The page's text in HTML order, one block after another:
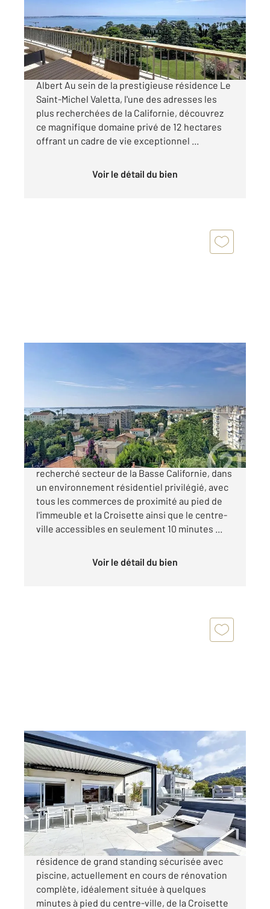
Appartement F3 à vendre
1 440 000 €
Exclusivité Cannes Californie Avenue du Roi
Albert Au sein de la prestigieuse résidence Le
Saint-Michel Valetta, l'une des adresses les
plus recherchées de la Californie, découvrez
ce magnifique domaine privé de 12 hectares
offrant un cadre de vie exceptionnel ...
Voir le détail du bien
Ref : 52270
Appartement F3 à vendre
499 000 €
EXCLUSIVITÉ Cannes Au cœur du très
recherché secteur de la Basse Californie, dans
un environnement résidentiel privilégié, avec
tous les commerces de proximité au pied de
l'immeuble et la Croisette ainsi que le centre-
ville accessibles en seulement 10 minutes ...
Voir le détail du bien
CANNES 06
175,27 m 2 , 6 pièces
Ref : 52226
Appartement F6 à vendre
3 550 000 €
CANNES MONTFLEURY Au sein d'une
résidence de grand standing sécurisée avec
piscine, actuellement en cours de rénovation
complète, idéalement située à quelques
minutes à pied du centre-ville, de la Croisette